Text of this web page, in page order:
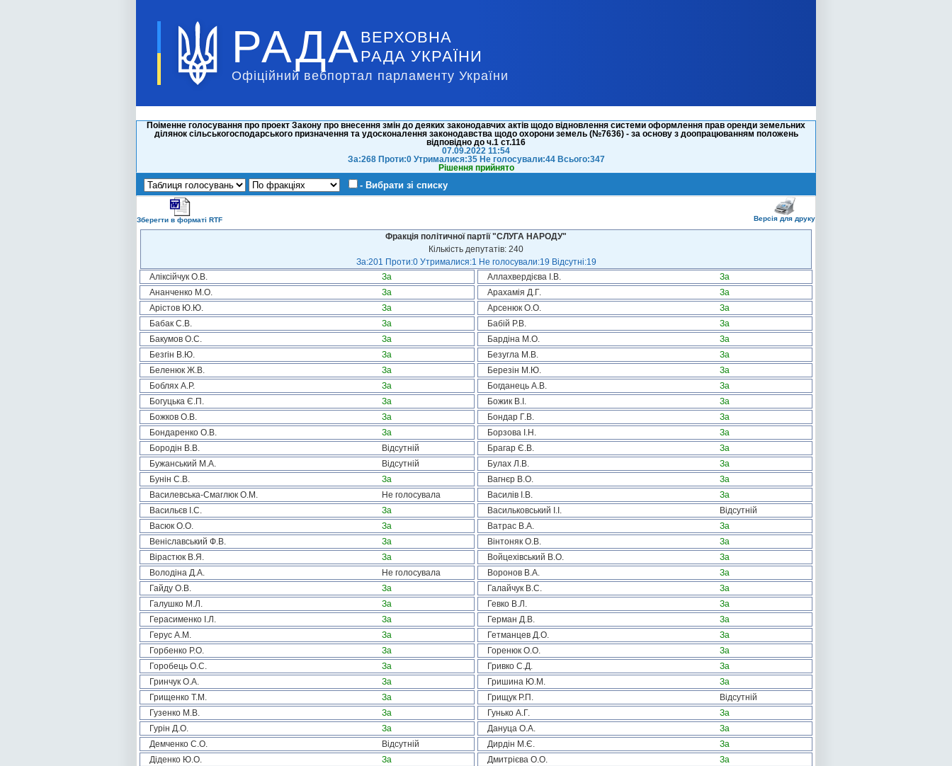
РАДА ВЕРХОВНА
РАДА УКРАЇНИ
Офіційний вебпортал парламенту України
Поіменне голосування про проект Закону про внесення змін до деяких законодавчих актів щодо відновлення системи оформлення прав оренди земельних
ділянок сільськогосподарського призначення та удосконалення законодавства щодо охорони земель (№7636) - за основу з доопрацюванням положень
відповідно до ч.1 ст.116
07.09.2022 11:54
За:268 Проти:0 Утрималися:35 Не голосували:44 Всього:347
Рішення прийнято
- Вибрати зі списку
Зберегти в форматі RTF Версія для друку
Фракція політичної партії "СЛУГА НАРОДУ"
Кількість депутатів: 240
За:201 Проти:0 Утрималися:1 Не голосували:19 Відсутні:19
Аліксійчук О.В.
За Аллахвердієва І.В.
За
Ананченко М.О.
За Арахамія Д.Г.
За
Арістов Ю.Ю.
За Арсенюк О.О.
За
Бабак С.В.
За Бабій Р.В.
За
Бакумов О.С.
За Бардіна М.О.
За
Безгін В.Ю.
За Безугла М.В.
За
Беленюк Ж.В.
За Березін М.Ю.
За
Боблях А.Р.
За Богданець А.В.
За
Богуцька Є.П.
За Божик В.І.
За
Божков О.В.
За Бондар Г.В.
За
Бондаренко О.В.
За Борзова І.Н.
За
Бородін В.В.
Відсутній Брагар Є.В.
За
Бужанський М.А.
Відсутній Булах Л.В.
За
Бунін С.В.
За Вагнєр В.О.
За
Василевська-Смаглюк О.М.
Не голосувала Василів І.В.
За
Васильєв І.С.
За Васильковський І.І.
Відсутній
Васюк О.О.
За Ватрас В.А.
За
Веніславський Ф.В.
За Вінтоняк О.В.
За
Вірастюк В.Я.
За Войцехівський В.О.
За
Володіна Д.А.
Не голосувала Воронов В.А.
За
Гайду О.В.
За Галайчук В.С.
За
Галушко М.Л.
За Гевко В.Л.
За
Герасименко І.Л.
За Герман Д.В.
За
Герус А.М.
За Гетманцев Д.О.
За
Горбенко Р.О.
За Горенюк О.О.
За
Горобець О.С.
За Гривко С.Д.
За
Гринчук О.А.
За Гришина Ю.М.
За
Грищенко Т.М.
За Грищук Р.П.
Відсутній
Гузенко М.В.
За Гунько А.Г.
За
Гурін Д.О.
За Дануца О.А.
За
Демченко С.О.
Відсутній Дирдін М.Є.
За
Діденко Ю.О.
За Дмитрієва О.О.
За